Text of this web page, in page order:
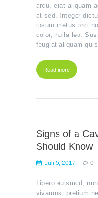
arcu, erat aliquam
at sed. Integer
ipsum metus orci
dolor, nulla leo.
feugiat aliquam
Read more
Signs of a
Should Know
Juli 5, 2017 0
Libero euismod,
vivamus, pretium
Wenn Sie
diese Cookies
ablehnen,
verschwinden
von der
Interessen und Ihr
erhöhen Sie die
Wahrscheinlichkeit,
personalisierte
Inhalte und
Angebote zu